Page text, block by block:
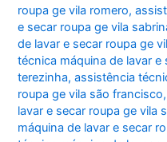
roupa ge vila romero,
e secar roupa ge vila
de lavar e secar roupa ge
técnica máquina de lavar e
terezinha,assistência
roupa ge vila são francisco
lavar e secar roupa ge vila
máquina de lavar e secar